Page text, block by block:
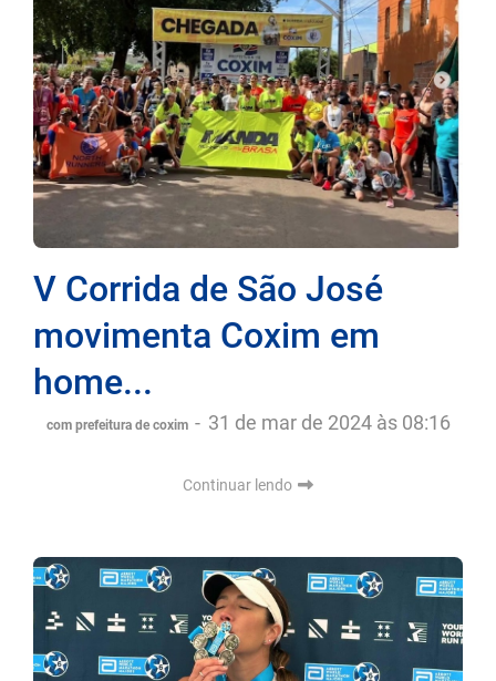
V Corrida de São José
movimenta Coxim em
home...
com prefeitura de coxim - 31 de mar de 2024 às 08:16
Continuar lendo